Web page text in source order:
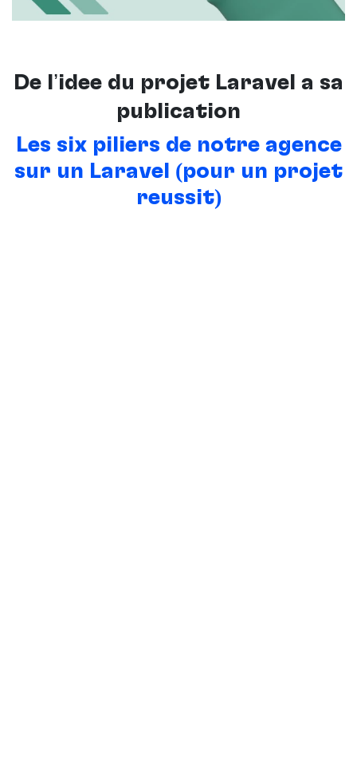
De l’idée du projet Laravel à sa
publication
Les six piliers de notre agence
sur un Laravel (pour un projet
réussit)